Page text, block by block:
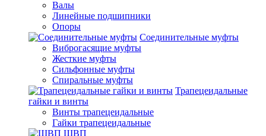
Валы
Линейные подшипники
Опоры
Соединительные муфты
Виброгасящие муфты
Жесткие муфты
Сильфонные муфты
Спиральные муфты
Трапецеидальные
гайки и винты
Винты трапецеидальные
Гайки трапецеидальные
ШВП